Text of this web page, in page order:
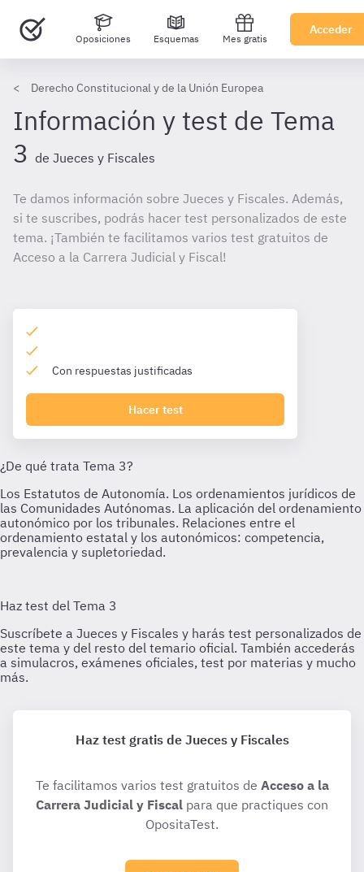
Oposiciones Esquemas Mes gratis
Acceder
Derecho Constitucional y de la Unión Europea
Información y test de Tema
3 de Jueces y Fiscales
Te damos información sobre Jueces y Fiscales. Además,
si te suscribes, podrás hacer test personalizados de este
tema. ¡También te facilitamos varios test gratuitos de
Acceso a la Carrera Judicial y Fiscal!
Con respuestas justificadas
Hacer test
Haz test gratis de Jueces y Fiscales
Te facilitamos varios test gratuitos de Acceso a la
Carrera Judicial y Fiscal para que practiques con
OpositaTest.